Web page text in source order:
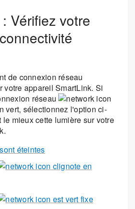
Vérifiez votre
de connexion réseau
votre appareil SmartLink. Si
réseau
vert, sélectionnez l'option ci-
mieux cette lumière sur votre
éteintes
clignote en
est vert fixe